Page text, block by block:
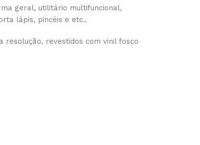
geral, utilitário multifuncional,
lápis, pincéis e etc..
resolução, revestidos com vinil fosco